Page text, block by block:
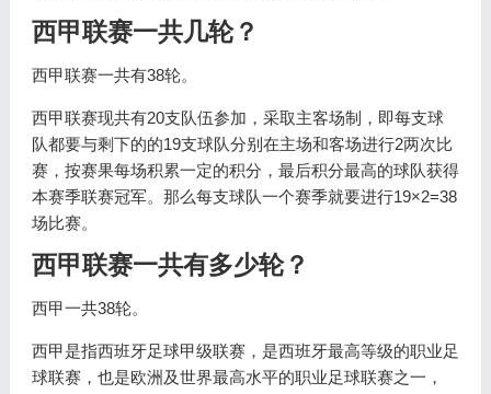
西甲联赛一共几轮？
西甲联赛一共有38轮。
西甲联赛现共有20支队伍参加，采取主客场制，即每支球
队都要与剩下的的19支球队分别在主场和客场进行2两次比
赛，按赛果每场积累一定的积分，最后积分最高的球队获得
本赛季联赛冠军。那么每支球队一个赛季就要进行19×2=38
场比赛。
西甲联赛一共有多少轮？
西甲一共38轮。
西甲是指西班牙足球甲级联赛，是西班牙最高等级的职业足
球联赛，也是欧洲及世界最高水平的职业足球联赛之一，